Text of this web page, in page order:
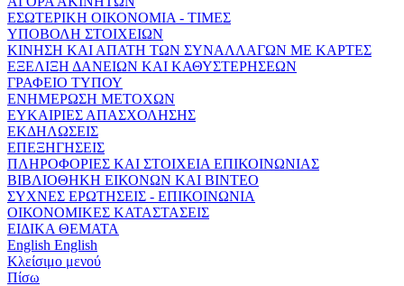
ΕΣΩΤΕΡΙΚΗ ΟΙΚΟΝΟΜΙΑ - ΤΙΜΕΣ
ΥΠΟΒΟΛΗ ΣΤΟΙΧΕΙΩΝ
ΚΙΝΗΣΗ ΚΑΙ ΑΠΑΤΗ ΤΩΝ ΣΥΝΑΛΛΑΓΩΝ ΜΕ ΚΑΡΤΕΣ
ΕΞΕΛΙΞΗ ΔΑΝΕΙΩΝ ΚΑΙ ΚΑΘΥΣΤΕΡΗΣΕΩΝ
ΓΡΑΦΕΙΟ ΤΥΠΟΥ
ΕΝΗΜΕΡΩΣΗ ΜΕΤΟΧΩΝ
ΕΥΚΑΙΡΙΕΣ ΑΠΑΣΧΟΛΗΣΗΣ
ΕΚΔΗΛΩΣΕΙΣ
ΕΠΕΞΗΓΗΣΕΙΣ
ΠΛΗΡΟΦΟΡΙΕΣ ΚΑΙ ΣΤΟΙΧΕΙΑ ΕΠΙΚΟΙΝΩΝΙΑΣ
ΒΙΒΛΙΟΘΗΚΗ ΕΙΚΟΝΩΝ ΚΑΙ ΒΙΝΤΕΟ
ΣΥΧΝΕΣ ΕΡΩΤΗΣΕΙΣ - ΕΠΙΚΟΙΝΩΝΙΑ
ΟΙΚΟΝΟΜΙΚΕΣ ΚΑΤΑΣΤΑΣΕΙΣ
ΕΙΔΙΚΑ ΘΕΜΑΤΑ
English English
Κλείσιμο μενού
Πίσω